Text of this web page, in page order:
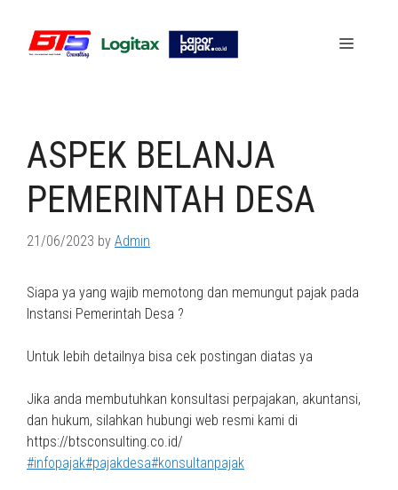
content
Menu
ASPEK BELANJA
PEMERINTAH DESA
21/06/2023 by Admin
Siapa ya yang wajib memotong dan memungut pajak pada
Instansi Pemerintah Desa ?
Untuk lebih detailnya bisa cek postingan diatas ya
Jika anda membutuhkan konsultasi perpajakan, akuntansi,
dan hukum, silahkan hubungi web resmi kami di
https://btsconsulting.co.id/
#infopajak#pajakdesa#konsultanpajak